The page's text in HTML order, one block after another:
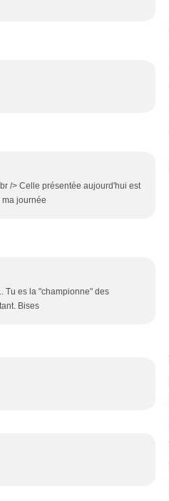
/> Celle présentée aujourd'hui est
journée
Tu es la "championne" des
Bises